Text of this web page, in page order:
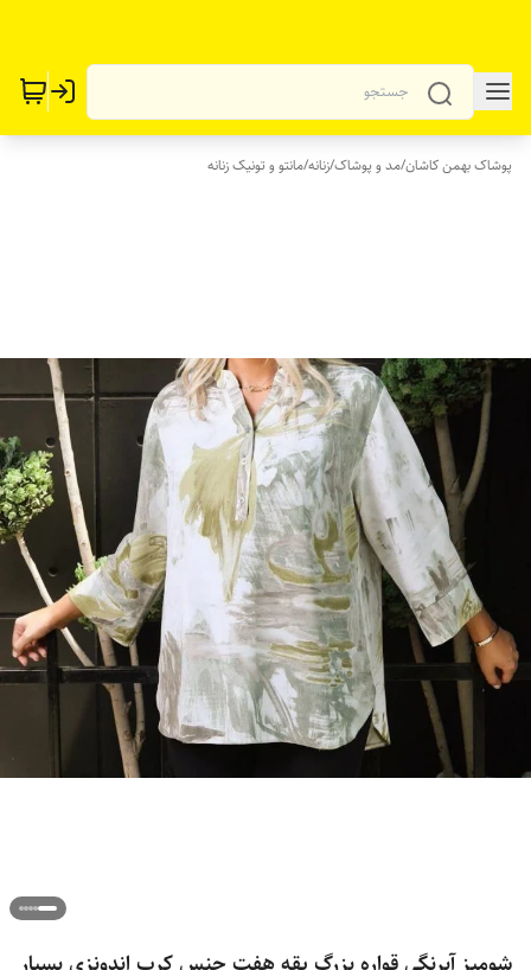
پوشاک بهمن کاشان/مد و پوشاک/زنانه/مانتو و تونیک زنانه